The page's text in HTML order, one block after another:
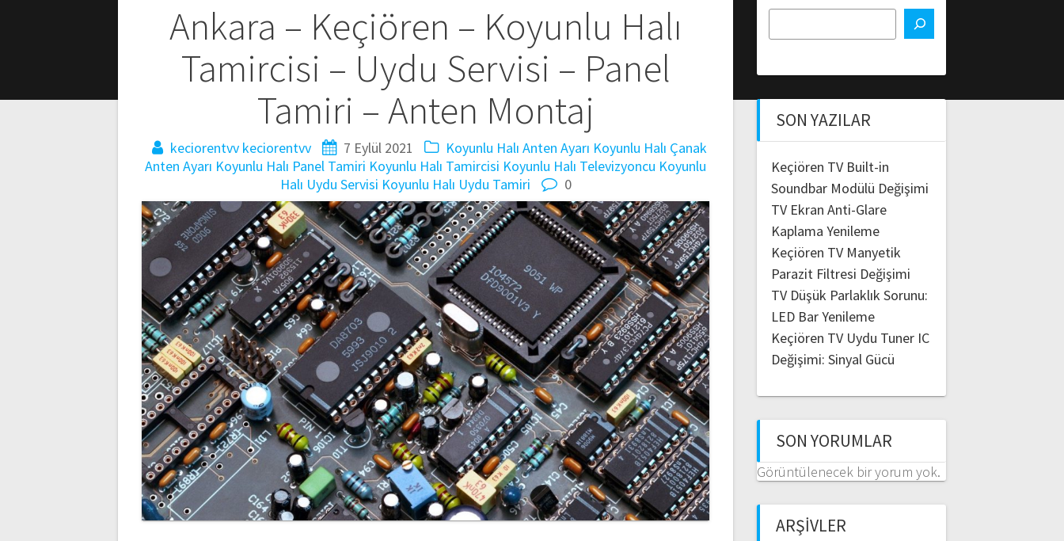
Ankara – Keçiören – Koyunlu Halı
Tamircisi – Uydu Servisi – Panel
Tamiri – Anten Montaj
keciorentvv keciorentvv 7 Eylül 2021 Koyunlu Halı Anten Ayarı Koyunlu Halı Çanak
Anten Ayarı Koyunlu Halı Panel Tamiri Koyunlu Halı Tamircisi Koyunlu Halı Televizyoncu Koyunlu
Halı Uydu Servisi Koyunlu Halı Uydu Tamiri 0
Yazı
gezinmesi
SON YAZILAR
Keçiören TV Built-in
Soundbar Modülü Değişimi
TV Ekran Anti-Glare
Kaplama Yenileme
Keçiören TV Manyetik
Parazit Filtresi Değişimi
TV Düşük Parlaklık Sorunu:
LED Bar Yenileme
Keçiören TV Uydu Tuner IC
Değişimi: Sinyal Gücü
SON YORUMLAR
Görüntülenecek bir yorum yok.
ARŞIVLER